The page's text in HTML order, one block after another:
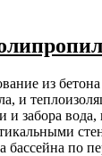
из
и
забора
бассейна по